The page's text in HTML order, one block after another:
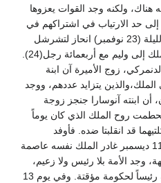
ولكنه وجد القوات يعزوها
إلى حد الارتياب في اشتراكهم في
معركة، فأمر بالتقهقر، وفي تلك الليلة (23 نوفمبر) انحاز لتشرشل
واثنان من كبار الضباط فيجيش الملك إلى وليم مع أربعمائة رجل(24).
زوج الأميرة آن ابنة
يتزايد عددهم، ووجد
أن ابنته آنوسارا جنجز زوجة
روح الملك الذي كان يوماً
قد انقلبتا ضده. فأوفد
هاليفاكس للتفاوض مع وليم وفي 11 ديسمبر غادر الملك نفسه عاصمة
وجد الأمة بلا رئيس ولا زعيم،
فعمد جماعة من النبلاء إلى تنصيبه رئيساً لحكومة مؤقتة. وفي يوم 13